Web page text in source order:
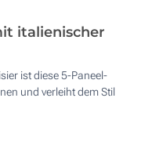
italienischer
ist diese 5-Paneel-
und verleiht dem Stil